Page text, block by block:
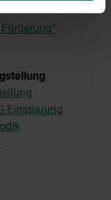
Einsparung